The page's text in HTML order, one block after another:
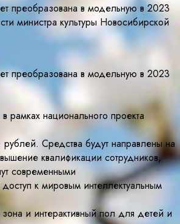
преобразована в модельную в 2023
министра культуры Новосибирской
преобразована в модельную в 2023
национального проекта
Средства будут направлены на
квалификации сотрудников,
современными
к мировым интеллектуальным
и интерактивный пол для детей и